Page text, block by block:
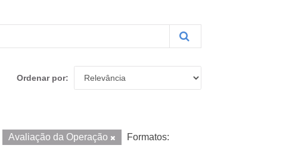
Ordenar por
Avaliação da Operação
Formatos: